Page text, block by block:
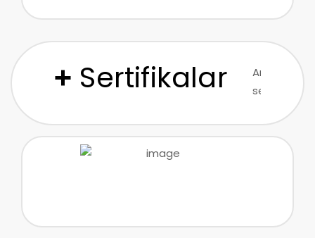
+ Sertifikalar
Arteks’in
sektördeki
liderliğini
ve